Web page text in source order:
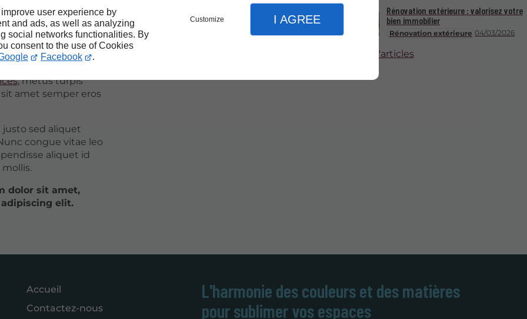
user experience by
and ads, as well as analyzing
social networks functionalities. By
consent to the use of Cookies
Facebook .
Customize I AGREE
Rénovation extérieure 04/03/2026
Rénovation extérieure : valorisez votre
bien immobilier
Plus d'articles
libero.
erat vitae varius.
ut leo mollis
rutrum est ac
, metus turpis
amet semper eros
justo sed aliquet
congue vitae leo
aliquet id
dolor sit amet,
elit.
Accueil
Contactez-nous
L'harmonie des couleurs et des matières
pour sublimer vos espaces